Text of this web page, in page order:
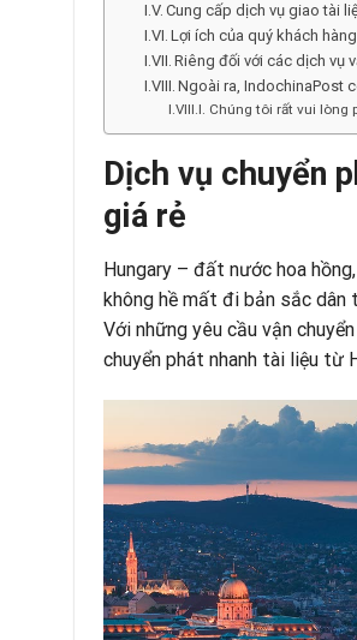
Cung cấp dịch vụ giao tài
Lợi ích của quý khách
Riêng đối với các dịch vụ
Ngoài ra, IndochinaPost
Chúng tôi rất vui lòng
Dịch vụ chuyển
giá rẻ
Hungary – đất nước hoa
không hề mất đi bản sắc dân
Với những yêu cầu vận
chuyển phát nhanh tài liệu từ